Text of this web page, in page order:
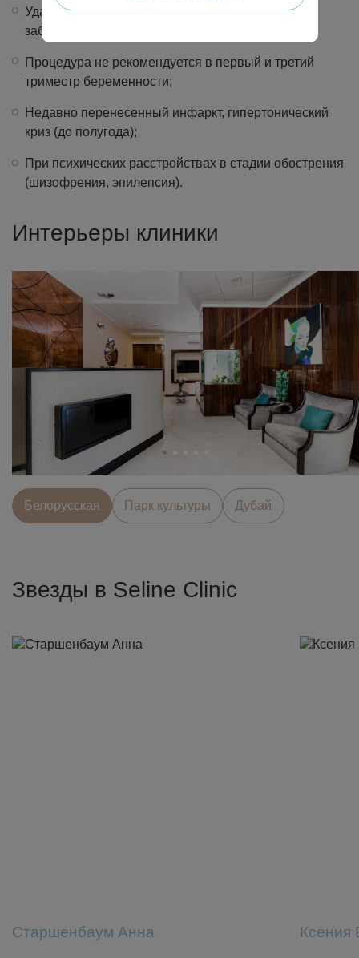
Удаление зуба мудрости не проводится при
заболеваниях слизистой рта;
Процедура не рекомендуется в первый и третий
триместр беременности;
Недавно перенесенный инфаркт, гипертонический
криз (до полугода);
При психических расстройствах в стадии обострения
(шизофрения, эпилепсия).
Интерьеры клиники
Белорусcкая Парк культуры Дубай
Звезды в Seline Clinic
Старшенбаум Анна Ксения